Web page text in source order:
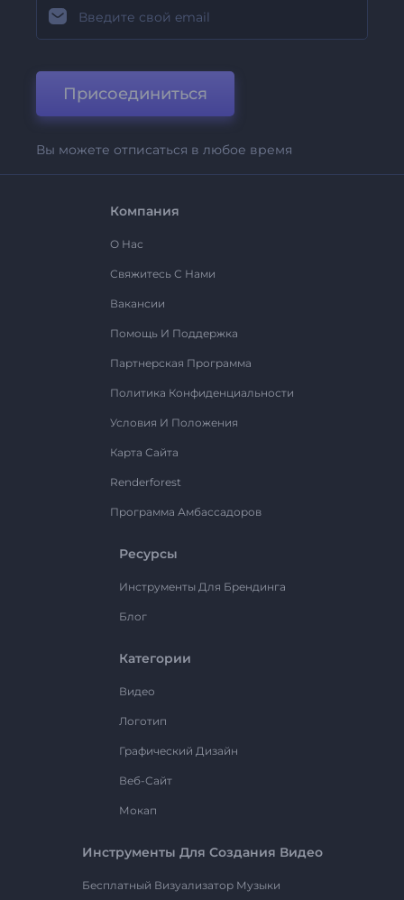
Присоединиться
Вы можете отписаться в любое время
Компания
О Нас
Свяжитесь С Нами
Вакансии
Помощь И Поддержка
Партнерская Программа
Политика Конфиденциальности
Условия И Положения
Карта Сайта
Renderforest
Программа Амбассадоров
Ресурсы
Инструменты Для Брендинга
Блог
Категории
Видео
Логотип
Графический Дизайн
Веб-Сайт
Мокап
Инструменты Для Создания Видео
Бесплатный Визуализатор Музыки